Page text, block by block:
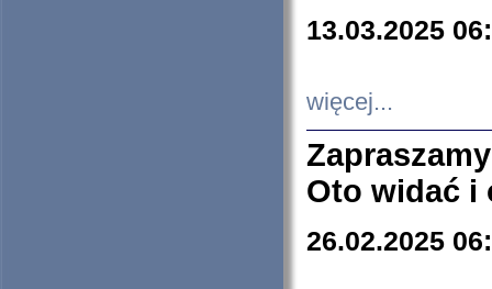
13.03.2025
więcej...
Oto widać i
26.02.2025